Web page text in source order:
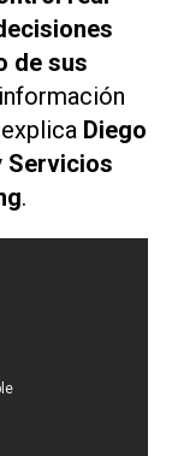
de sus
Diego
Servicios
.